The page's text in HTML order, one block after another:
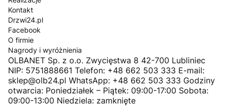
Kontakt
Drzwi24.pl
Facebook
O firmie
Nagrody i wyróżnienia
OLBANET Sp. z o.o. Zwycięstwa 8 42-700 Lubliniec
NIP: 5751888661 Telefon: +48 662 503 333 E-mail:
sklep@olb24.pl WhatsApp: +48 662 503 333 Godziny
otwarcia: Poniedziałek – Piątek: 09:00-17:00 Sobota:
09:00-13:00 Niedziela: zamknięte